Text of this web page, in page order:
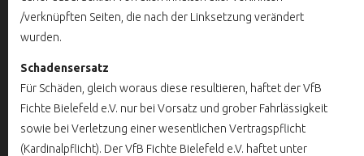
/verknüpften Seiten, die nach der Linksetzung verändert
wurden.
Schadensersatz
Für Schäden, gleich woraus diese resultieren, haftet der VfB
Fichte Bielefeld e.V. nur bei Vorsatz und grober Fahrlässigkeit
sowie bei Verletzung einer wesentlichen Vertragspflicht
(Kardinalpflicht). Der VfB Fichte Bielefeld e.V. haftet unter